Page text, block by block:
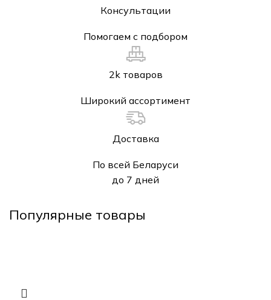
Консультации
Помогаем с подбором
2k товаров
Широкий ассортимент
Доставка
По всей Беларуси
до 7 дней
Популярные товары